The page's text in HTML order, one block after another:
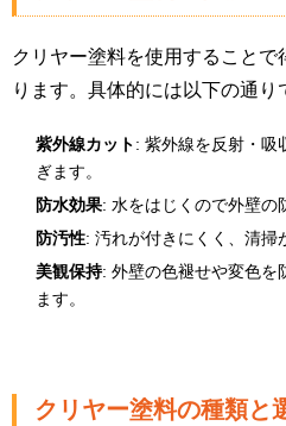
クリヤー塗料を使用することで
ります。具体的には以下の通り
紫外線カット: 紫外線を反射・吸
ぎます。
防水効果: 水をはじくので外壁の
防汚性: 汚れが付きにくく、清掃
美観保持: 外壁の色褪せや変色を
ます。
クリヤー塗料の種類と